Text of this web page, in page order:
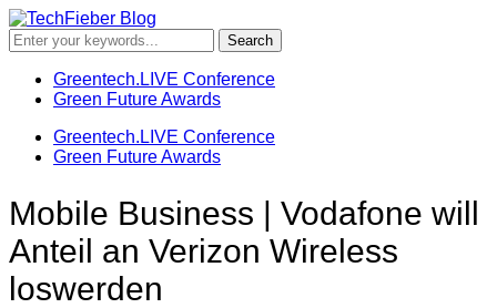
Greentech.LIVE Conference
Green Future Awards
Greentech.LIVE Conference
Green Future Awards
Mobile Business | Vodafone will
Anteil an Verizon Wireless
loswerden